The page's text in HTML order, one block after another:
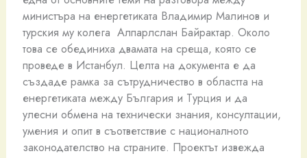
министъра на енергетиката Владимир Малинов и
турския му колега Алпарлслан Байрактар. Около
това се обединиха двамата на среща, която се
проведе в Истанбул. Целта на документа е да
създаде рамка за сътрудничество в областта на
енергетиката между България и Турция и да
улесни обмена на технически знания, консултации,
умения и опит в съответствие с националното
законодателство на страните. Проектът извежда